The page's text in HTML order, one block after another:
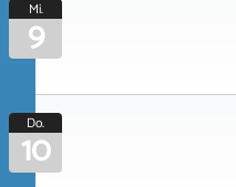
Mi.
9
Do.
10